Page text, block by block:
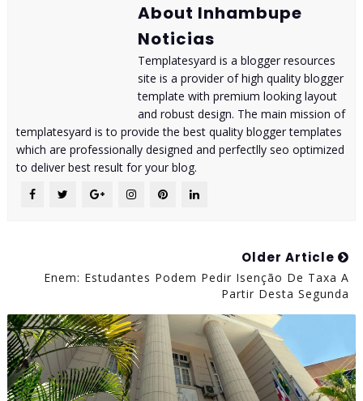
About Inhambupe
Noticias
Templatesyard is a blogger resources
site is a provider of high quality blogger
template with premium looking layout
and robust design. The main mission of
templatesyard is to provide the best quality blogger templates
which are professionally designed and perfectlly seo optimized
to deliver best result for your blog.
Older Article
Enem: Estudantes Podem Pedir Isenção De Taxa A
Partir Desta Segunda